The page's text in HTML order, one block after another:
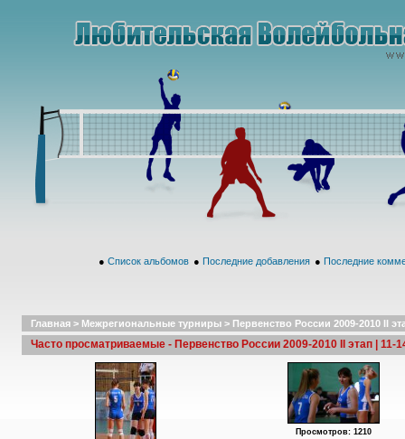
● Список альбомов ● Последние добавления ● Последние
Главная > Межрегиональные турниры > Первенство России 2009-2010 II
Часто просматриваемые - Первенство России 2009-2010 II этап |
Просмотров: 1210